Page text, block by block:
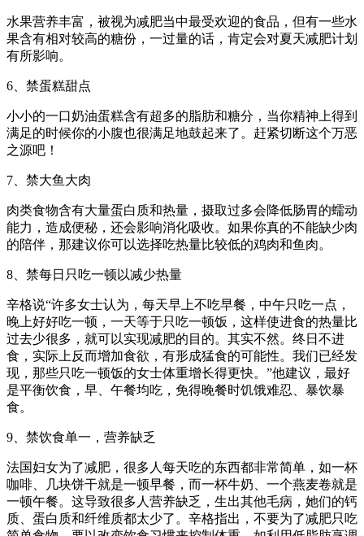
水果营养丰富，被视为减肥当中最受欢迎的食品，但有一些水
果含有相对较高的糖份，一过量的话，肯定会对夏天减肥计划
有所影响。
6、禁蛋糕甜点
小小的一口奶油蛋糕含有超多的脂肪和糖分，当你精神上得到
满足的时候你的小腹也很满足地鼓起来了。赶紧切断这个万恶
之源吧！
7、禁大鱼大肉
肉类食物含有大量蛋白质和热量，摄取过多会降低肠胃的蠕动
能力，造成便秘，还会影响消化吸收。如果你真的不能缺少肉
的陪伴，那建议你可以选择吃热量比较低的鸡肉和鱼肉。
8、禁每日只吃一顿以减少热量
辛格说“许多女士认为，每天早上不吃早餐，中午只吃一点，
晚上好好吃一顿，一天等于只吃一顿饭，这样使进食的热量比
过去少很多，就可以实现减肥的目的。其实不然。终日不进
食，实际上反而增加食欲，有形成猛食的可能性。我们已经发
现，那些只吃一顿饭的女士体重增长得更快。”他建议，最好
是平衡饮食，早、午餐均吃，免得晚餐时饥饿难忍、暴饮暴
食。
9、禁饮食单一，营养缺乏
法国妇女为了减肥，很多人每天吃的东西都非常简单，如一杯
咖啡、几块饼干就是一顿早餐，而一杯牛奶、一个燕麦卷就是
一顿午餐。这导致很多人营养缺乏，生出其他毛病，她们的钙
质、蛋白质和纤维质都太少了。辛格指出，不要为了减肥只吃